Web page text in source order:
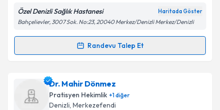
Kişisel verilerimin işlenmesine ilişkin
Metni'ni okudum ve kişisel verilerimin belirtilen
Takvim Talebini Gönder
Özel Denizli Sağlık Hastanesi Haritada Göster
Bahçelievler, 3007 Sok. No:23, 20040 Merkez/Denizli Merkez/Denizli
Randevu Talep Et
Randevu Takvimi Talebi
Dr. Ali Serkan Şanlıiçin randevu takvimi talebi
oluşturun. Size bu uzmandan randevu almanız için bir
takvim hazırlandığında e-posta ile bilgilendireceğiz.
Dr. Mahir Dönmez
Pratisyen Hekimlik +1diğer
Denizli, Merkezefendi